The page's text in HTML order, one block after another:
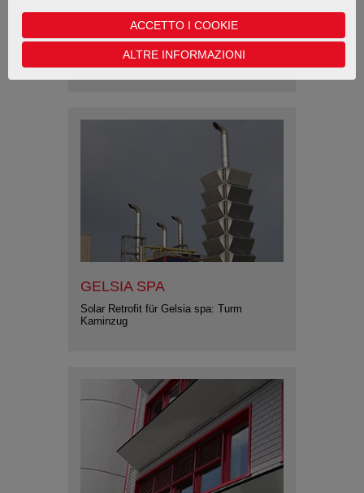
GELSIA SPA
Solar Retrofit für Gelsia Spa: Cogeneration
GELSIA SPA
Solar Retrofit für Gelsia spa: Turm
Kaminzug
ACCETTO I COOKIE
ALTRE INFORMAZIONI